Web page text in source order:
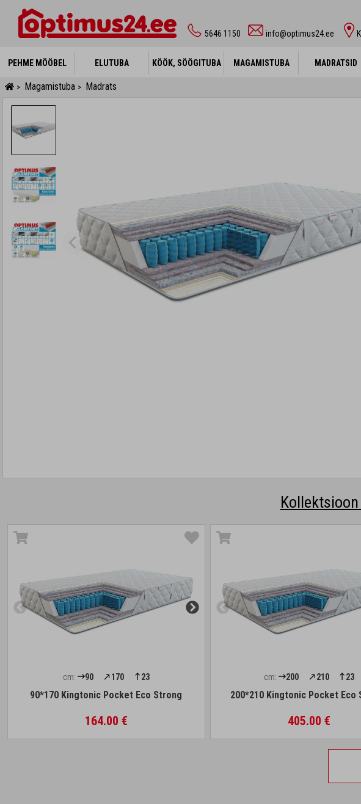
5646 1150 info@optimus24.ee
PEHME MÖÖBEL ELUTUBA KÖÖK, SÖÖGITUBA MAGAMISTUBA MADRATSID
PEHME MÖÖBEL ELUTUBA KÖÖK, SÖÖGITUBA MAGAMISTUBA MADRATSID
> Magamistuba > Madrats
cm: 90 170 23
90*170 Kingtonic Pocket Eco Strong
164.00 €
cm: 200 210 23
200*210 Kingtonic Pocket Eco
405.00 €